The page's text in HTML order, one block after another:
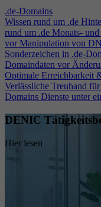
.de-Domains
Wissen rund um .de
rund um .de Monats- und
vor Manipulation von
Sonderzeichen in .de-
Domaindaten vor
Optimale Erreichbarkeit
Verlässliche Treuhand
Domains Dienste unter
DENIC
Hier lesen